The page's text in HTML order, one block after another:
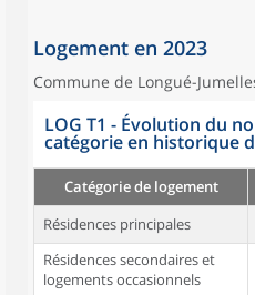
Logement en 2023
Commune de Longué-
LOG T1 - Évolution du
catégorie en historique
Catégorie de logement
Résidences principales
Résidences secondaires et
logements occasionnels